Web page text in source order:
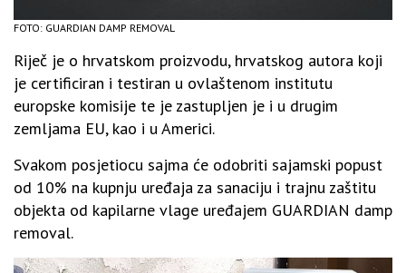
FOTO: GUARDIAN DAMP REMOVAL
Riječ je o hrvatskom proizvodu, hrvatskog autora koji
je certificiran i testiran u ovlaštenom institutu
europske komisije te je zastupljen je i u drugim
zemljama EU, kao i u Americi.
Svakom posjetiocu sajma će odobriti sajamski popust
od 10% na kupnju uređaja za sanaciju i trajnu zaštitu
objekta od kapilarne vlage uređajem GUARDIAN damp
removal.